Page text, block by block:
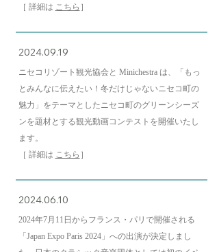
［ 詳細は こちら ］
2024.09.19
ニセコリゾート観光協会と Minichestra は、「もっ
とみんなに伝えたい！冬だけじゃないニセコ町の
魅力」をテーマとしたニセコ町のグリーンシーズ
ンを題材とする観光動画コンテストを開催いたし
ます。
［ 詳細は こちら ］
2024.06.10
2024年7月11日からフランス・パリで開催される
「Japan Expo Paris 2024」への出演が決定しまし